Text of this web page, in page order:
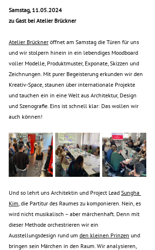
Samstag, 11.05.2024
zu Gast bei Atelier Brückner
Atelier Brückner öffnet am Samstag die Türen für uns
und wir stolpern hinein in ein lebendiges Moodboard
voller Modelle, Produktmuster, Exponate, Skizzen und
Zeichnungen. Mit purer Begeisterung erkunden wir den
Kreativ-Space, staunen über internationale Projekte
und tauchen ein in eine Welt aus Architektur, Design
und Szenografie. Eins ist schnell klar: Das wollen wir
auch können!
Und so lehrt uns Architektin und Project Lead Sungha
Kim , die Partitur des Raumes zu komponieren. Nein, es
wird nicht musikalisch – aber märchenhaft. Denn mit
dieser Methode orchestrieren wir ein
Ausstellungsdesign rund um den kleinen Prinzen und
bringen sein Märchen in den Raum. Wir analysieren,